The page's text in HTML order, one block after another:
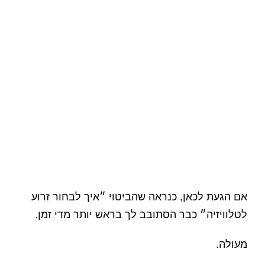
אם הגעת לכאן, כנראה שהביטוי ״איך לבחור זרוע
לטלוויזיה״ כבר הסתובב לך בראש יותר מדי זמן.
מעולה.